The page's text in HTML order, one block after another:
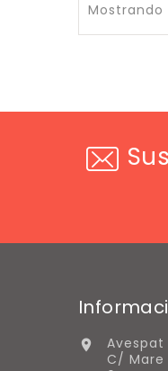

Avespat
C/ Mare